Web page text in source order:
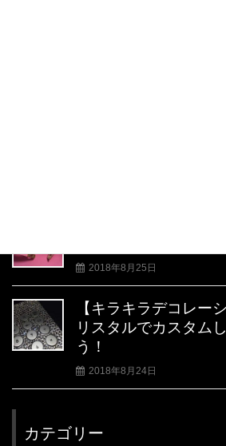
2018年8月25日
【キラキラデコレー
リスタルでカスタム
う！
2018年8月24日
カテゴリー